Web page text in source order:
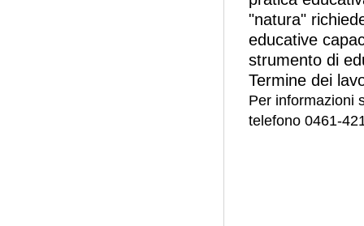
"natura"
educative
strumento di
Termine dei
Per informazioni
telefono 0461-